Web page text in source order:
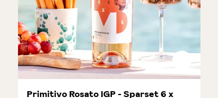
Primitivo Rosato IGP - Sparset 6 x